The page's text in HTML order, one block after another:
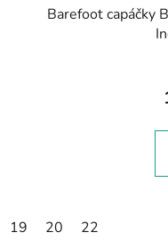
Barefoot capáčky
19 20 22